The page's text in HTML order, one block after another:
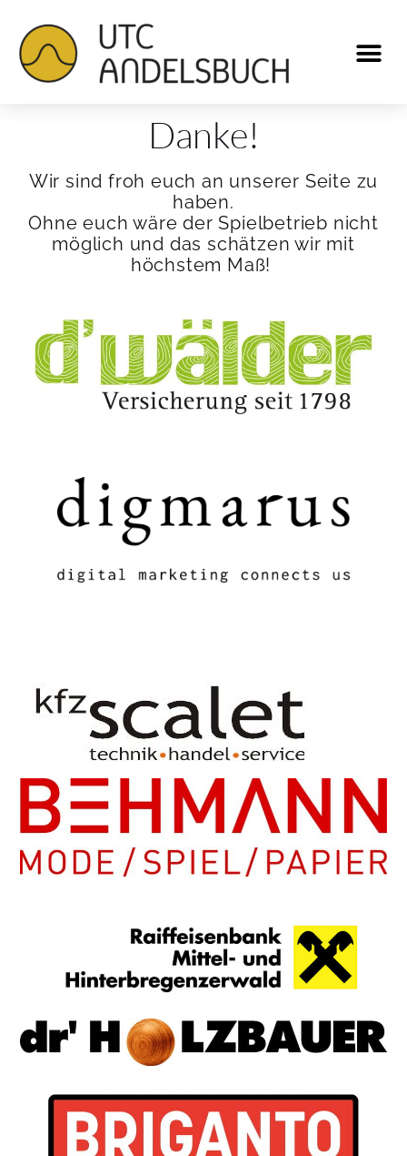
Danke!
Wir sind froh euch an unserer Seite zu
haben.
Ohne euch wäre der Spielbetrieb nicht
möglich und das schätzen wir mit
höchstem Maß!